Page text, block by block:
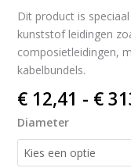
Dit product is
kunststof leidingen
composietleidingen,
kabelbundels.
€12,41 - €
Diameter